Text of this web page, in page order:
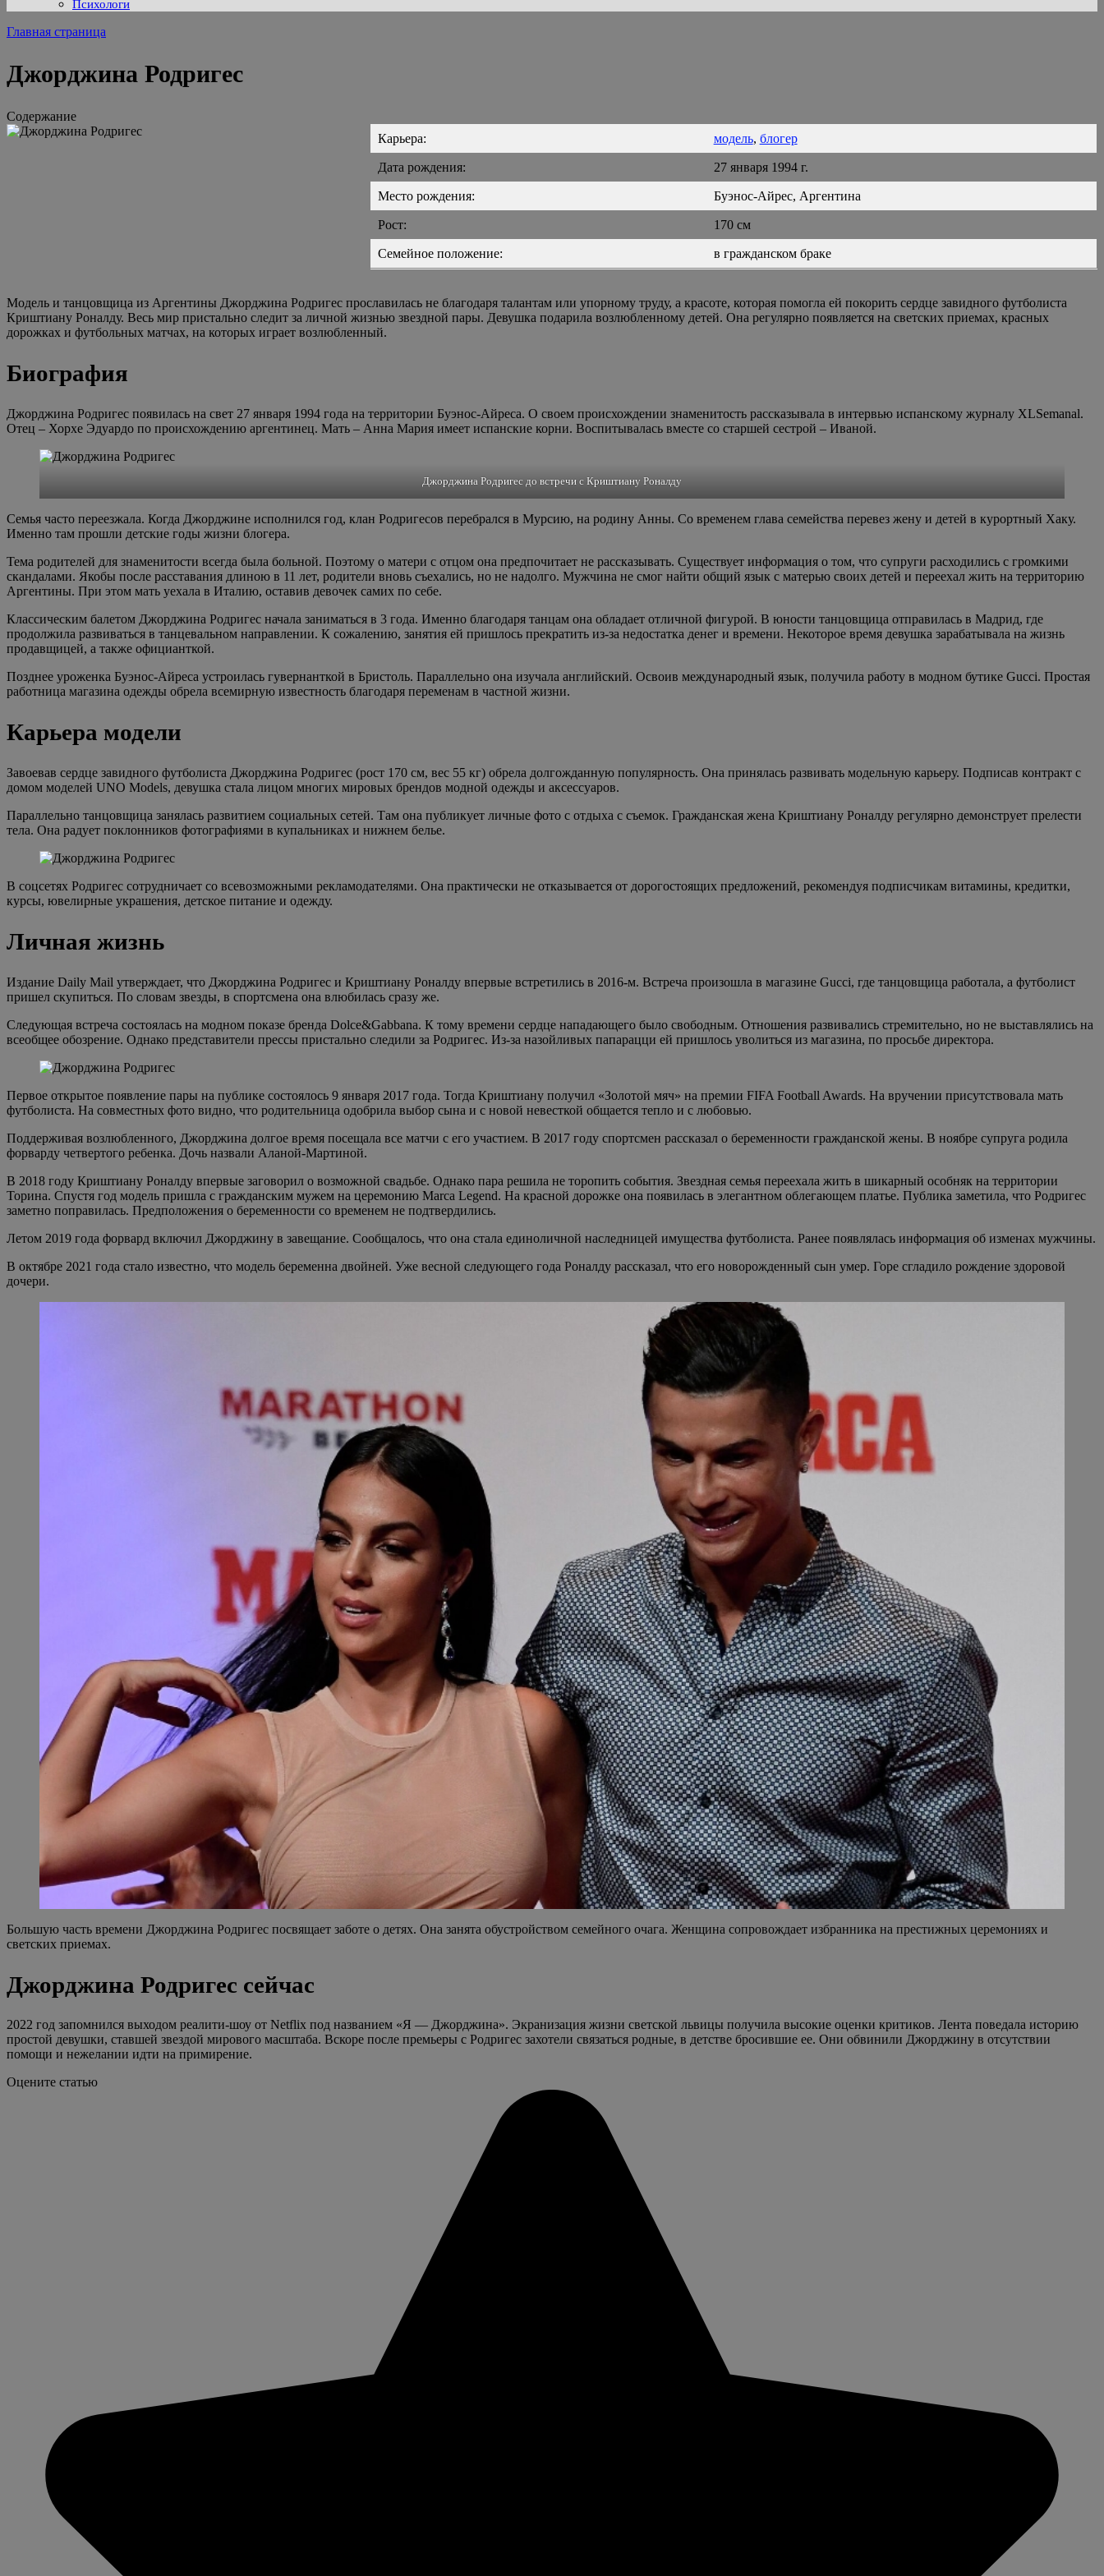
Психологи
Главная страница
Джорджина Родригес
Содержание
Карьера:
модель, блогер
Дата рождения: 27 января 1994 г.
Место рождения: Буэнос-Айрес, Аргентина
Рост: 170 см
Семейное положение: в гражданском браке
Модель и танцовщица из Аргентины Джорджина Родригес прославилась не благодаря талантам или упорному труду, а красоте, которая помогла ей покорить сердце завидного футболиста
Криштиану Роналду. Весь мир пристально следит за личной жизнью звездной пары. Девушка подарила возлюбленному детей. Она регулярно появляется на светских приемах, красных
дорожках и футбольных матчах, на которых играет возлюбленный.
Биография
Джорджина Родригес появилась на свет 27 января 1994 года на территории Буэнос-Айреса. О своем происхождении знаменитость рассказывала в интервью испанскому журналу XLSemanal.
Отец – Хорхе Эдуардо по происхождению аргентинец. Мать – Анна Мария имеет испанские корни. Воспитывалась вместе со старшей сестрой – Иваной.
Джорджина Родригес до встречи с Криштиану Роналду
Семья часто переезжала. Когда Джорджине исполнился год, клан Родригесов перебрался в Мурсию, на родину Анны. Со временем глава семейства перевез жену и детей в курортный Хаку.
Именно там прошли детские годы жизни блогера.
Тема родителей для знаменитости всегда была больной. Поэтому о матери с отцом она предпочитает не рассказывать. Существует информация о том, что супруги расходились с громкими
скандалами. Якобы после расставания длиною в 11 лет, родители вновь съехались, но не надолго. Мужчина не смог найти общий язык с матерью своих детей и переехал жить на территорию
Аргентины. При этом мать уехала в Италию, оставив девочек самих по себе.
Классическим балетом Джорджина Родригес начала заниматься в 3 года. Именно благодаря танцам она обладает отличной фигурой. В юности танцовщица отправилась в Мадрид, где
продолжила развиваться в танцевальном направлении. К сожалению, занятия ей пришлось прекратить из-за недостатка денег и времени. Некоторое время девушка зарабатывала на жизнь
продавщицей, а также официанткой.
Позднее уроженка Буэнос-Айреса устроилась гувернанткой в Бристоль. Параллельно она изучала английский. Освоив международный язык, получила работу в модном бутике Gucci. Простая
работница магазина одежды обрела всемирную известность благодаря переменам в частной жизни.
Карьера модели
Завоевав сердце завидного футболиста Джорджина Родригес (рост 170 см, вес 55 кг) обрела долгожданную популярность. Она принялась развивать модельную карьеру. Подписав контракт с
домом моделей UNO Models, девушка стала лицом многих мировых брендов модной одежды и аксессуаров.
Параллельно танцовщица занялась развитием социальных сетей. Там она публикует личные фото с отдыха с съемок. Гражданская жена Криштиану Роналду регулярно демонструет прелести
тела. Она радует поклонников фотографиями в купальниках и нижнем белье.
В соцсетях Родригес сотрудничает со всевозможными рекламодателями. Она практически не отказывается от дорогостоящих предложений, рекомендуя подписчикам витамины, кредитки,
курсы, ювелирные украшения, детское питание и одежду.
Личная жизнь
Издание Daily Mail утверждает, что Джорджина Родригес и Криштиану Роналду впервые встретились в 2016-м. Встреча произошла в магазине Gucci, где танцовщица работала, а футболист
пришел скупиться. По словам звезды, в спортсмена она влюбилась сразу же.
Следующая встреча состоялась на модном показе бренда Dolce&Gabbana. К тому времени сердце нападающего было свободным. Отношения развивались стремительно, но не выставлялись на
всеобщее обозрение. Однако представители прессы пристально следили за Родригес. Из-за назойливых папарацци ей пришлось уволиться из магазина, по просьбе директора.
Первое открытое появление пары на публике состоялось 9 января 2017 года. Тогда Криштиану получил «Золотой мяч» на премии FIFA Football Awards. На вручении присутствовала мать
футболиста. На совместных фото видно, что родительница одобрила выбор сына и с новой невесткой общается тепло и с любовью.
Поддерживая возлюбленного, Джорджина долгое время посещала все матчи с его участием. В 2017 году спортсмен рассказал о беременности гражданской жены. В ноябре супруга родила
форварду четвертого ребенка. Дочь назвали Аланой-Мартиной.
В 2018 году Криштиану Роналду впервые заговорил о возможной свадьбе. Однако пара решила не торопить события. Звездная семья переехала жить в шикарный особняк на территории
Торина. Спустя год модель пришла с гражданским мужем на церемонию Marca Legend. На красной дорожке она появилась в элегантном облегающем платье. Публика заметила, что Родригес
заметно поправилась. Предположения о беременности со временем не подтвердились.
Летом 2019 года форвард включил Джорджину в завещание. Сообщалось, что она стала единоличной наследницей имущества футболиста. Ранее появлялась информация об изменах мужчины.
В октябре 2021 года стало известно, что модель беременна двойней. Уже весной следующего года Роналду рассказал, что его новорожденный сын умер. Горе сгладило рождение здоровой
дочери.
Большую часть времени Джорджина Родригес посвящает заботе о детях. Она занята обустройством семейного очага. Женщина сопровождает избранника на престижных церемониях и
светских приемах.
Джорджина Родригес сейчас
2022 год запомнился выходом реалити-шоу от Netflix под названием «Я — Джорджина». Экранизация жизни светской львицы получила высокие оценки критиков. Лента поведала историю
простой девушки, ставшей звездой мирового масштаба. Вскоре после премьеры с Родригес захотели связаться родные, в детстве бросившие ее. Они обвинили Джорджину в отсутствии
помощи и нежелании идти на примирение.
Оцените статью